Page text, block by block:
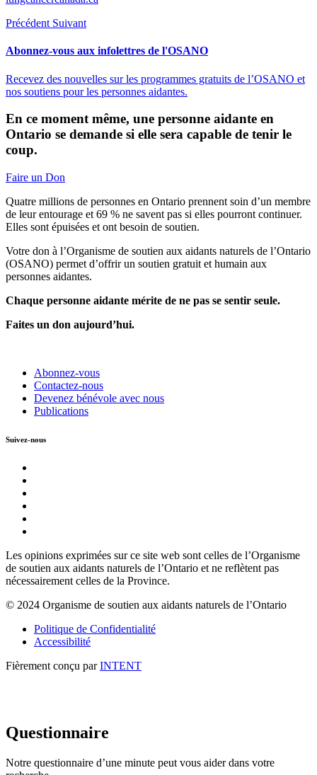
Précédent Suivant
Abonnez-vous aux infolettres de l'OSANO
Recevez des nouvelles sur les programmes gratuits de l’OSANO et
nos soutiens pour les personnes aidantes.
En ce moment même, une personne aidante en
Ontario se demande si elle sera capable de tenir le
coup.
Faire un Don
Quatre millions de personnes en Ontario prennent soin d’un membre
de leur entourage et 69 % ne savent pas si elles pourront continuer.
Elles sont épuisées et ont besoin de soutien.
Votre don à l’Organisme de soutien aux aidants naturels de l’Ontario
(OSANO) permet d’offrir un soutien gratuit et humain aux
personnes aidantes.
Chaque personne aidante mérite de ne pas se sentir seule.
Faites un don aujourd’hui.
Abonnez-vous
Contactez-nous
Devenez bénévole avec nous
Publications
Suivez-nous
Les opinions exprimées sur ce site web sont celles de l’Organisme
de soutien aux aidants naturels de l’Ontario et ne reflètent pas
nécessairement celles de la Province.
© 2024 Organisme de soutien aux aidants naturels de l’Ontario
Politique de Confidentialité
Accessibilité
Fièrement conçu parINTENT
Questionnaire
Notre questionnaire d’une minute peut vous aider dans votre